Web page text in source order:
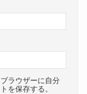
ラウザーに自分
を保存する。